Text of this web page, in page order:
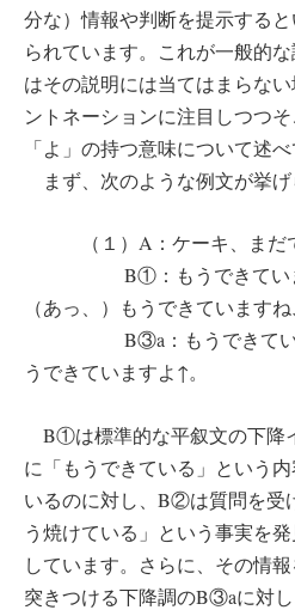
分な）情報や判断を提示する
られています。これが一般的
はその説明には当てはまらな
ントネーションに注目しつつそ
「よ」の持つ意味について述べ
まず、次のような例文が挙げ
（１）A：ケーキ、まだで
B①：もうできて
（あっ、）もうできていますね
B③a：もうできてい
うできていますよ↑。
B①は標準的な平叙文の下降
に「もうできている」という
いるのに対し、B②は質問を受
う焼けている」という事実を
しています。さらに、その情
突きつける下降調のB③aに対